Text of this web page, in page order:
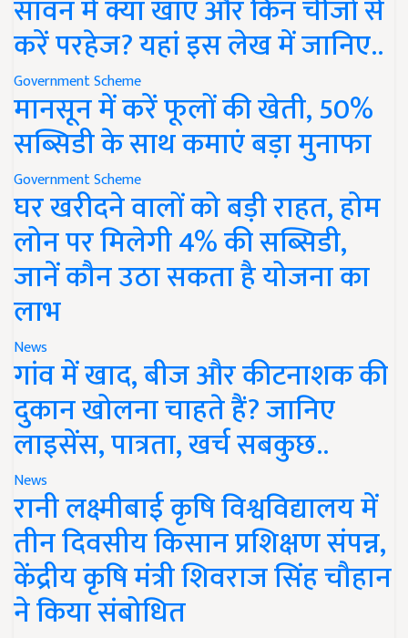
सावन में क्या खाएं और किन चीजों से
करें परहेज? यहां इस लेख में जानिए..
Government Scheme
मानसून में करें फूलों की खेती, 50%
सब्सिडी के साथ कमाएं बड़ा मुनाफा
Government Scheme
घर खरीदने वालों को बड़ी राहत, होम
लोन पर मिलेगी 4% की सब्सिडी,
जानें कौन उठा सकता है योजना का
लाभ
News
गांव में खाद, बीज और कीटनाशक की
दुकान खोलना चाहते हैं? जानिए
लाइसेंस, पात्रता, खर्च सबकुछ..
News
रानी लक्ष्मीबाई कृषि विश्वविद्यालय में
तीन दिवसीय किसान प्रशिक्षण संपन्न,
केंद्रीय कृषि मंत्री शिवराज सिंह चौहान
ने किया संबोधित